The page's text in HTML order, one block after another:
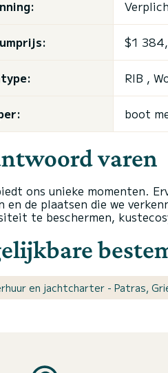
$1
RIB ,
boot
varen
ons unieke momenten.
en de plaatsen die we
te beschermen,
en jachtcharter - Patras,